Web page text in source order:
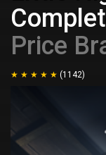
Price
(1142)